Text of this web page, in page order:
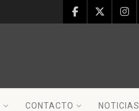
CONTACTO NOTICIAS